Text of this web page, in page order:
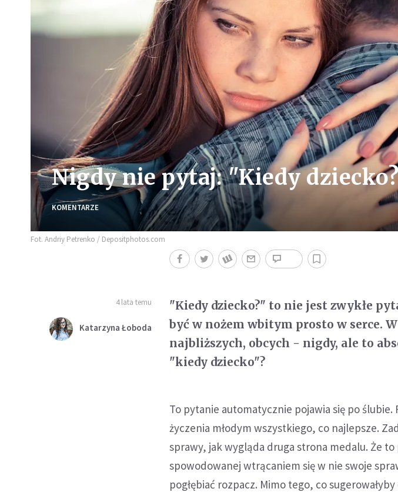
Nigdy nie pytaj: "Kiedy
KOMENTARZE
Fot. Andriy Petrenko / Depositphotos.com
4 lata temu
Katarzyna Łoboda
"Kiedy dziecko?" to nie jest zwykłe
być w nożem wbitym prosto w serce.
najbliższych, obcych - nigdy, ale to
"kiedy dziecko"?
To pytanie automatycznie pojawia się po ślubie.
życzenia młodym wszystkiego, co najlepsze.
sprawy, jak wygląda druga strona medalu. Że
spowodowanej wtrącaniem się w nie swoje
pogłębiać rozpacz. Mimo tego, co